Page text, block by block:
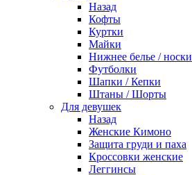
Назад
Кофты
Куртки
Майки
Нижнее белье / носки
Футболки
Шапки / Кепки
Штаны / Шорты
Для девушек
Назад
Женские Кимоно
Защита груди и паха
Кроссовки женские
Леггинсы